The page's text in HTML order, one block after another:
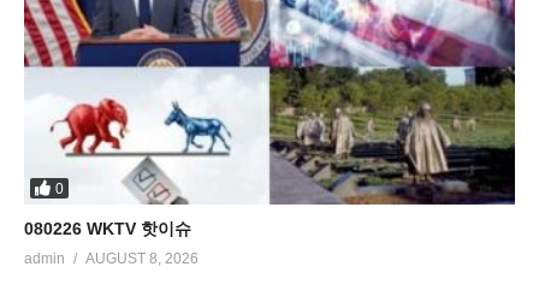
0
080226 WKTV 핫이슈
admin AUGUST 8, 2026